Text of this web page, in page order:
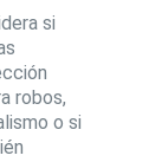
si
robos,
o si